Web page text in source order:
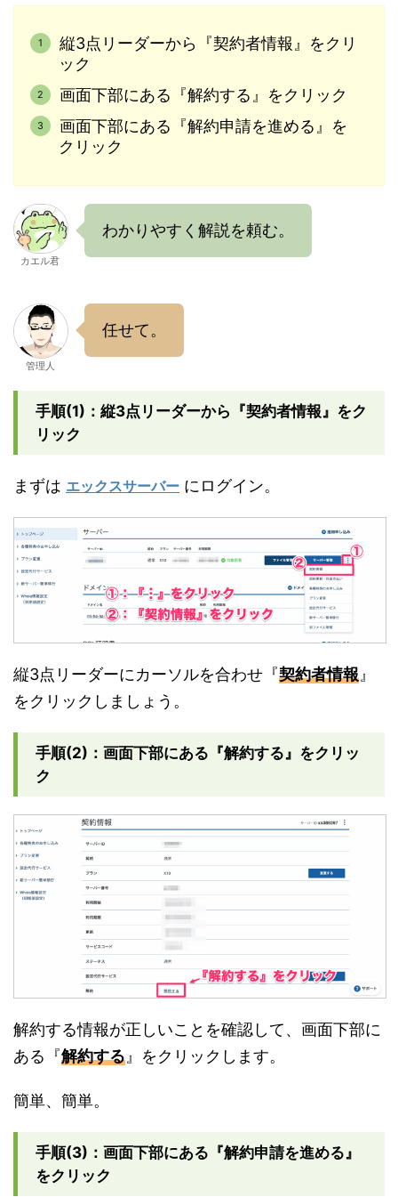
縦3点リーダーから『契約者情報』をクリ
ック
画面下部にある『解約する』をクリック
画面下部にある『解約申請を進める』を
クリック
カエル君
わかりやすく解説を頼む。
管理人
任せて。
手順(1)：縦3点リーダーから『契約者情報』をク
リック
まずは エックスサーバー にログイン。
縦3点リーダーにカーソルを合わせ『契約者情報 』
をクリックしましょう。
手順(2)：画面下部にある『解約する』をクリッ
ク
解約する情報が正しいことを確認して、画面下部に
ある『解約する』をクリックします。
簡単、簡単。
手順(3)：画面下部にある『解約申請を進める』
をクリック